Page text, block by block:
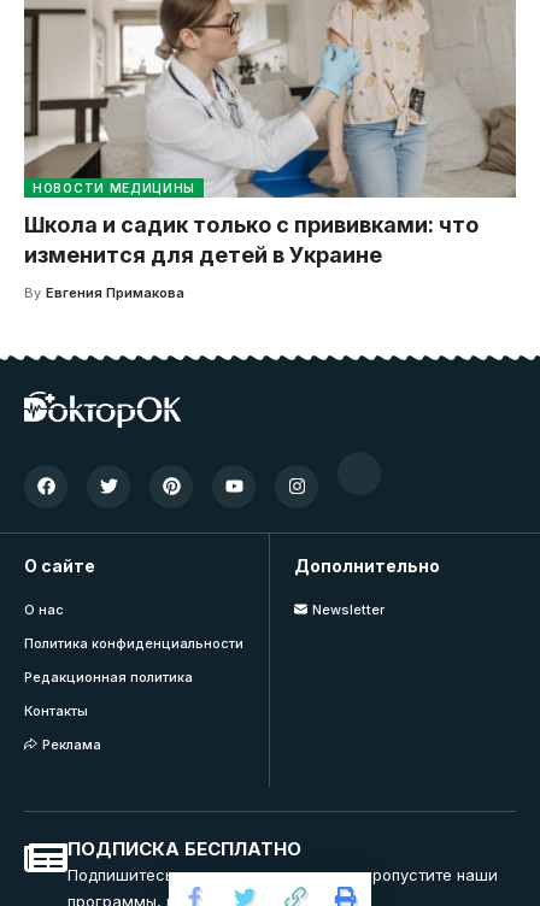
НОВОСТИ МЕДИЦИНЫ
Школа и садик только с прививками: что
изменится для детей в Украине
By Евгения Примакова
О сайте
О нас
Политика конфиденциальности
Редакционная политика
Контакты
Реклама
Дополнительно
Newsletter
ПОДПИСКА БЕСПЛАТНО
Подпишитесь на нашу рассылку и не пропустите наши
программы, вебинары и тренинги.